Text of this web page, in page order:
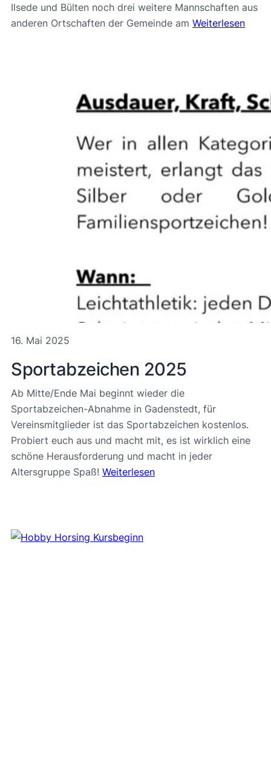
Ilsede und Bülten noch drei weitere Mannschaften aus
anderen Ortschaften der Gemeinde am Weiterlesen
16. Mai 2025
Sportabzeichen 2025
Ab Mitte/Ende Mai beginnt wieder die
Sportabzeichen-Abnahme in Gadenstedt, für
Vereinsmitglieder ist das Sportabzeichen kostenlos.
Probiert euch aus und macht mit, es ist wirklich eine
schöne Herausforderung und macht in jeder
Altersgruppe Spaß! Weiterlesen